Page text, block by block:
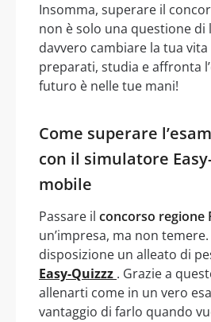
Insomma, superare il
non è solo una questione di
davvero cambiare la tua
preparati, studia e affronta
futuro è nelle tue mani!
Come superare
con il simulatore
mobile
Passare il concorso regione
un’impresa, ma non
disposizione un alleato di
Easy-Quizzz . Grazie a
allenarti come in un vero
vantaggio di farlo quando